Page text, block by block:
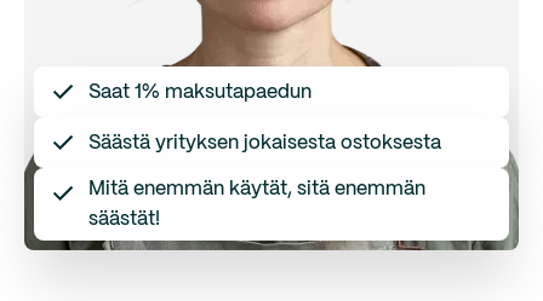
Saat 1% maksutapaedun
Säästä yrityksen jokaisesta ostoksesta
Mitä enemmän käytät, sitä enemmän
säästät!